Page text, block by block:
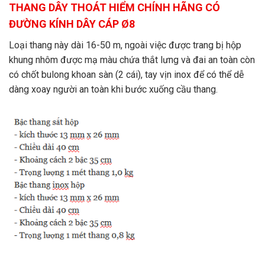
THANG DÂY THOÁT HIỂM CHÍNH HÃNG CÓ
ĐƯỜNG KÍNH DÂY CÁP Ø8
Loại thang này dài 16-50 m, ngoài việc được trang bị hộp
khung nhôm được mạ màu chứa thắt lưng và đai an toàn còn
có chốt bulong khoan sàn (2 cái), tay vịn inox để có thể dễ
dàng xoay người an toàn khi bước xuống cầu thang.